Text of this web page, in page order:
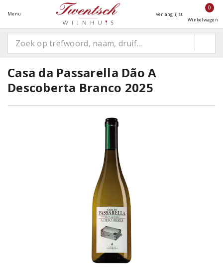
Menu Verlanglijst
0
Winkelwagen
Casa da Passarella Dão A
Descoberta Branco 2025